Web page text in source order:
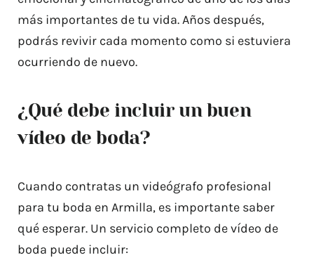
más importantes de tu vida. Años después,
podrás revivir cada momento como si estuviera
ocurriendo de nuevo.
¿Qué debe incluir un buen
vídeo de boda?
Cuando contratas un videógrafo profesional
para tu boda en Armilla, es importante saber
qué esperar. Un servicio completo de vídeo de
boda puede incluir: